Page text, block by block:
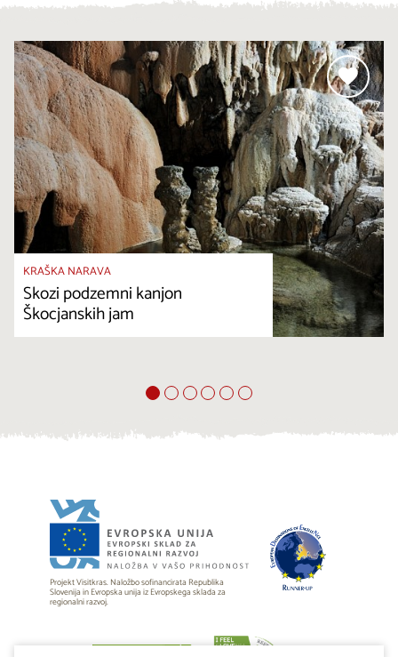
KRAŠKA NARAVA
Skozi podzemni kanjon
Škocjanskih jam
Projekt Visitkras. Naložbo sofinancirata Republika
Slovenija in Evropska unija iz Evropskega sklada za
regionalni razvoj.